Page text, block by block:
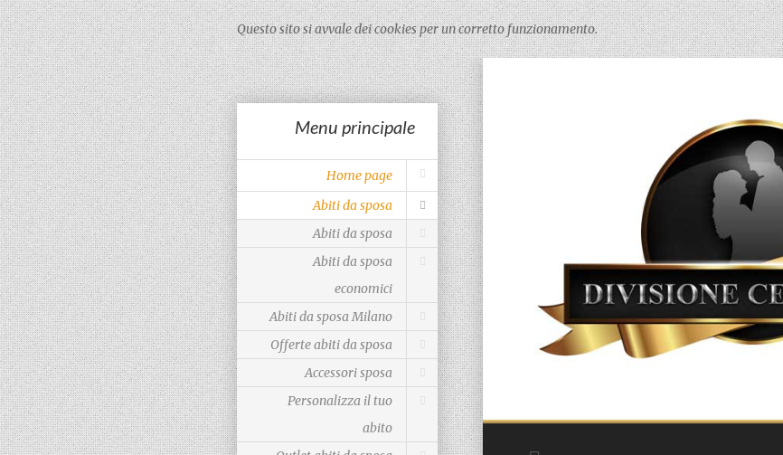
Questo sito si avvale dei cookies per un corretto funzionamento.
Menu principale
Home page
Abiti da sposa
Abiti da sposa
Abiti da sposa
economici
Abiti da sposa Milano
Offerte abiti da sposa
Accessori sposa
Personalizza il tuo
abito